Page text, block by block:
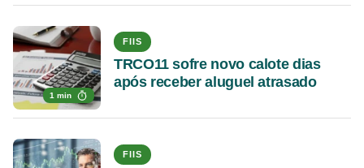
1 min
FIIS
TRCO11 sofre novo calote dias
após receber aluguel atrasado
FIIS